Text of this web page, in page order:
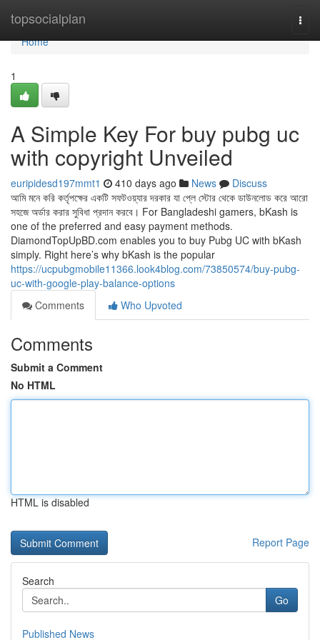
topsocialplan
Home
Home
1
A Simple Key For buy pubg uc
with copyright Unveiled
euripidesd197mmt1 410 days ago News
Discuss
আমি মনে করি কর্তৃপক্ষের একটি সফটওয়্যার দরকার যা প্লে স্টোর থেকে ডাউনলোড করে আরো
সহজে অর্ডার করার সুবিধা প্রদান করবে। For Bangladeshi gamers, bKash is
one of the preferred and easy payment methods.
DiamondTopUpBD.com enables you to buy Pubg UC with bKash
simply. Right here’s why bKash is the popular
https://ucpubgmobile11366.look4blog.com/73850574/buy-pubg-
uc-with-google-play-balance-options
Comments
Who Upvoted
Comments
Submit a Comment
No HTML
HTML is disabled
Report Page
Search
Go
Published News